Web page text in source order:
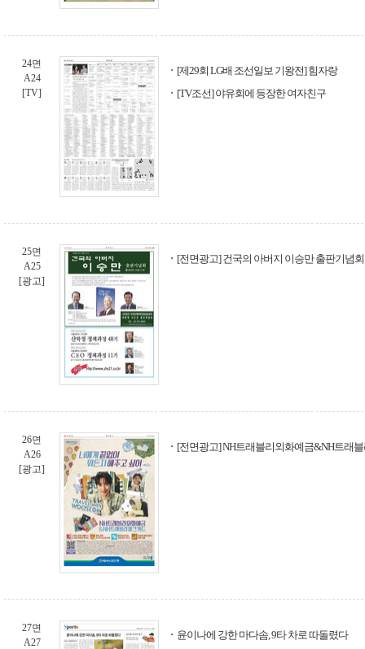
24면
A24
[TV]
[제29회 LG배 조선일보 기왕전] 힘자랑
[TV조선] 야유회에 등장한 여자친구
25면
A25
[광고]
[전면광고] 건국의 아버지 이승만 출판기념
26면
A26
[광고]
[전면광고] NH트래블리외화예금&NH트래
27면
A27
윤이나에 강한 마다솜, 9타 차로 따돌렸다